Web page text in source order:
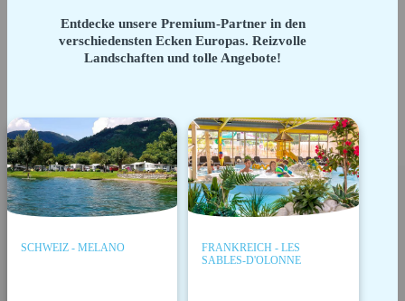
Entdecke unsere Premium-Partner in den
verschiedensten Ecken Europas. Reizvolle
Landschaften und tolle Angebote!
SCHWEIZ - MELANO
FRANKREICH - LES
SABLES-D'OLONNE